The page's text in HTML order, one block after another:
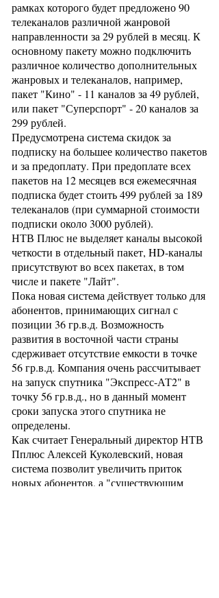
рамках которого будет предложено 90
телеканалов различной жанровой
направленности за 29 рублей в месяц. К
основному пакету можно подключить
различное количество дополнительных
жанровых и телеканалов, например,
пакет "Кино" - 11 каналов за 49 рублей,
или пакет "Суперспорт" - 20 каналов за
299 рублей.
Предусмотрена система скидок за
подписку на большее количество пакетов
и за предоплату. При предоплате всех
пакетов на 12 месяцев вся ежемесячная
подписка будет стоить 499 рублей за 189
телеканалов (при суммарной стоимости
подписки около 3000 рублей).
НТВ Плюс не выделяет каналы высокой
четкости в отдельный пакет, HD-каналы
присутствуют во всех пакетах, в том
числе и пакете "Лайт".
Пока новая система действует только для
абонентов, принимающих сигнал с
позиции 36 гр.в.д. Возможность
развития в восточной части страны
сдерживает отсутствие емкости в точке
56 гр.в.д. Компания очень рассчитывает
на запуск спутника "Экспресс-АТ2" в
точку 56 гр.в.д., но в данный момент
сроки запуска этого спутника не
определены.
Как считает Генеральный директор НТВ
Пплюс Алексей Куколевский, новая
система позволит увеличить приток
новых абонентов, а "существующим